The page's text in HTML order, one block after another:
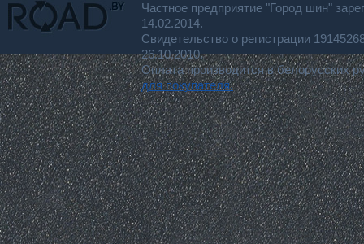
Частное предприятие "Город шин"
14.02.2014.
Свидетельство о регистрации
26.10.2010.
Оплата производится в белорусских
для покупателя.